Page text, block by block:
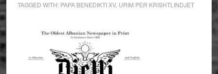
TAGGED WITH: PAPA BENEDIKTI XV, URIM PER KRISHTLINDJET